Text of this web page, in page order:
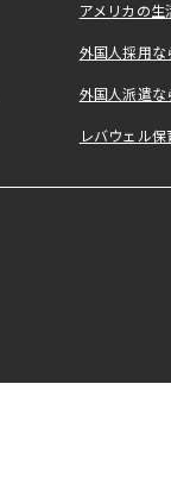
アメリカの
外国人採用
外国人派遣な
レバウェル